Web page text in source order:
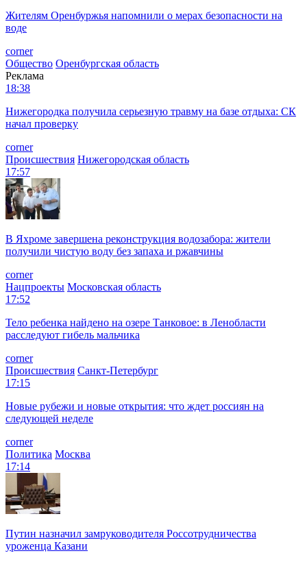
Жителям Оренбуржья напомнили о мерах безопасности на
воде
corner
Общество Оренбургская область
Реклама
18:38
Нижегородка получила серьезную травму на базе отдыха: СК
начал проверку
corner
Происшествия Нижегородская область
17:57
В Яхроме завершена реконструкция водозабора: жители
получили чистую воду без запаха и ржавчины
corner
Нацпроекты Московская область
17:52
Тело ребенка найдено на озере Танковое: в Ленобласти
расследуют гибель мальчика
corner
Происшествия Санкт-Петербург
17:15
Новые рубежи и новые открытия: что ждет россиян на
следующей неделе
corner
Политика Москва
17:14
Путин назначил замруководителя Россотрудничества
уроженца Казани